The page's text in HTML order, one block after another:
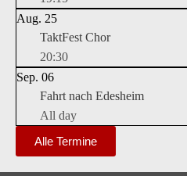
Aug. 25
TaktFest Chor
20:30
Sep. 06
Fahrt nach Edesheim
All day
Alle Termine